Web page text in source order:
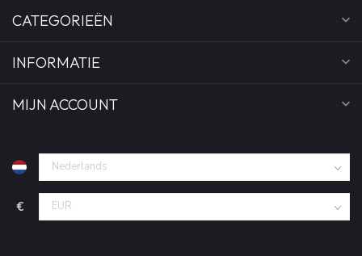
CATEGORIEËN
INFORMATIE
MIJN ACCOUNT
€